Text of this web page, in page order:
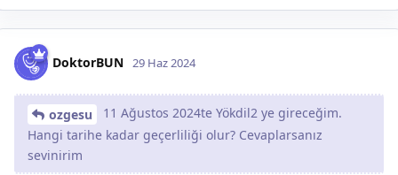
DoktorBUN 29 Haz 2024
ozgesu
11 Ağustos 2024te Yökdil2 ye gireceğim.
Hangi tarihe kadar geçerliliği olur? Cevaplarsanız
sevinirim